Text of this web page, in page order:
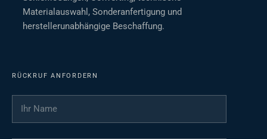
Materialauswahl, Sonderanfertigung und
herstellerunabhängige Beschaffung.
RÜCKRUF ANFORDERN
Ihr Name